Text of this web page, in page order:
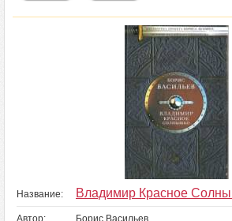
Название: Владимир Красное
Автор: Борис Васильев